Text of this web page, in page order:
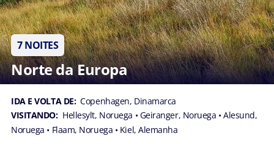
7 NOITES
Norte da Europa
IDA E VOLTA DE: Copenhagen, Dinamarca
VISITANDO: Hellesylt, Noruega • Geiranger, Noruega • Alesund,
Noruega • Flaam, Noruega • Kiel, Alemanha